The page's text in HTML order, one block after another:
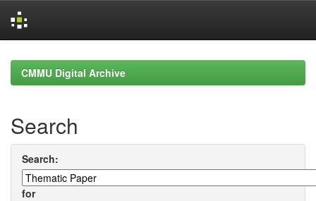
navigationCMMU Digital Archive
Search
Search:
for